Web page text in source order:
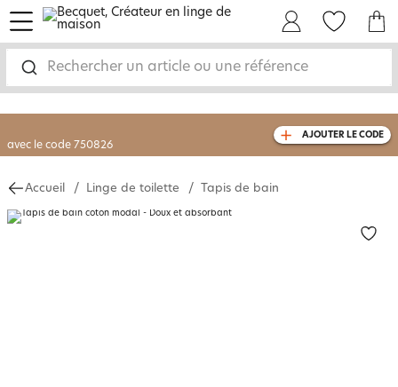
Rechercher un article ou une référence
menu
-30% sur votre commandedès 2 articles
achetés
livraison GRATUITEdès 110€ d'achat(1)
AJOUTER LE CODE
Accueil Linge de toilette Tapis de bain